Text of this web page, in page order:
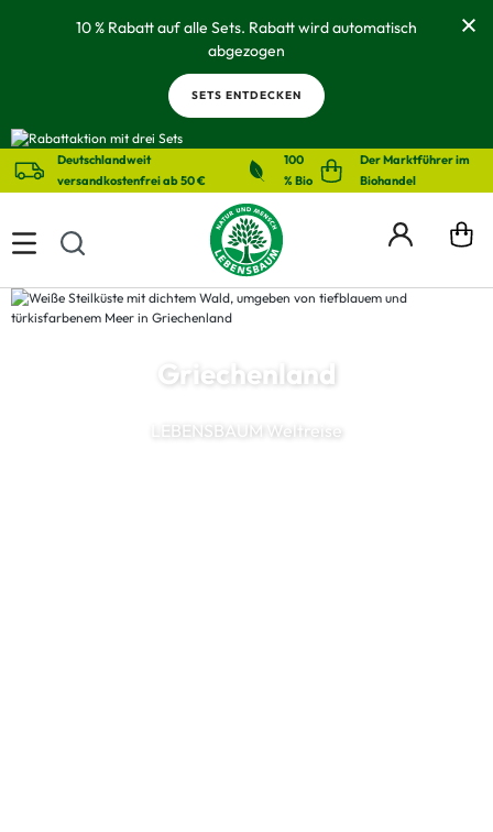
springen10 % Rabatt auf alle Sets. Rabatt wird automatisch
abgezogen
SETS ENTDECKEN
Deutschlandweit
versandkostenfrei ab 50 €
100
% Bio
Der Marktführer im
Biohandel
Griechenland
LEBENSBAUM Weltreise